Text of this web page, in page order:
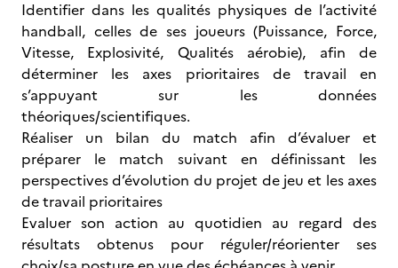
Identifier dans les qualités physiques de l’activité
handball, celles de ses joueurs (Puissance, Force,
Vitesse, Explosivité, Qualités aérobie), afin de
déterminer les axes prioritaires de travail en
s’appuyant sur les données
théoriques/scientifiques.
Réaliser un bilan du match afin d’évaluer et
préparer le match suivant en définissant les
perspectives d’évolution du projet de jeu et les axes
de travail prioritaires
Evaluer son action au quotidien au regard des
résultats obtenus pour réguler/réorienter ses